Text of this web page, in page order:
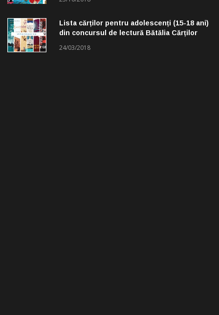
Lista cărților pentru adolescenți (15-18 ani)
din concursul de lectură Bătălia Cărților
24/03/2018